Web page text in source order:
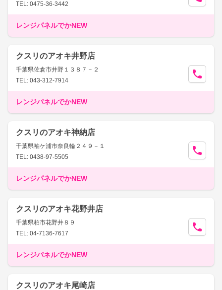
TEL: 0475-36-3442
レンジパネルでかNEW
クスリのアオキ井野店
千葉県佐倉市井野１３８７－２
TEL: 043-312-7914
レンジパネルでかNEW
クスリのアオキ神納店
千葉県袖ケ浦市奈良輪２４９－１
TEL: 0438-97-5505
レンジパネルでかNEW
クスリのアオキ花野井店
千葉県柏市花野井８９
TEL: 04-7136-7617
レンジパネルでかNEW
クスリのアオキ尾崎店